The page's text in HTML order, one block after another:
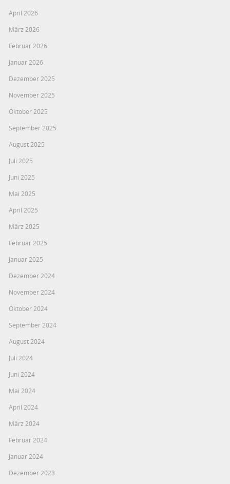
April 2026
März 2026
Februar 2026
Januar 2026
Dezember 2025
November 2025
Oktober 2025
September 2025
August 2025
Juli 2025
Juni 2025
Mai 2025
April 2025
März 2025
Februar 2025
Januar 2025
Dezember 2024
November 2024
Oktober 2024
September 2024
August 2024
Juli 2024
Juni 2024
Mai 2024
April 2024
März 2024
Februar 2024
Januar 2024
Dezember 2023